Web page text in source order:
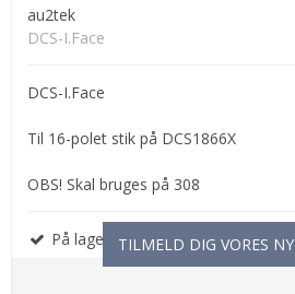
au2tek
DCS-I.Face
DCS-I.Face
Til 16-polet stik på DCS1866X
OBS! Skal bruges på 308
På lager TILMELD DIG VORES